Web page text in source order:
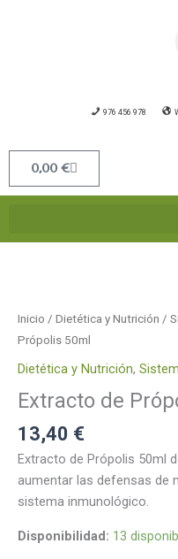
976 456 978
0,00 €Carrito
Inicio / Dietética y Nutrición /
Própolis 50ml
Dietética y Nutrición,
Extracto de
13,40 €
Extracto de Própolis 50ml
aumentar las defensas de
sistema inmunológico.
Disponibilidad: 13
Própolis
50ml